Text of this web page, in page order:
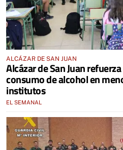
ALCÁZAR DE SAN JUAN
Alcázar de San Juan
consumo de alcohol en
institutos
EL SEMANAL